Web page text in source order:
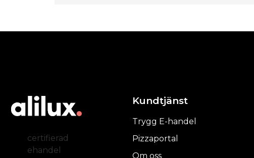
certifierad
ehandel
Kundtjänst
Trygg E-handel
Pizzaportal
Om oss